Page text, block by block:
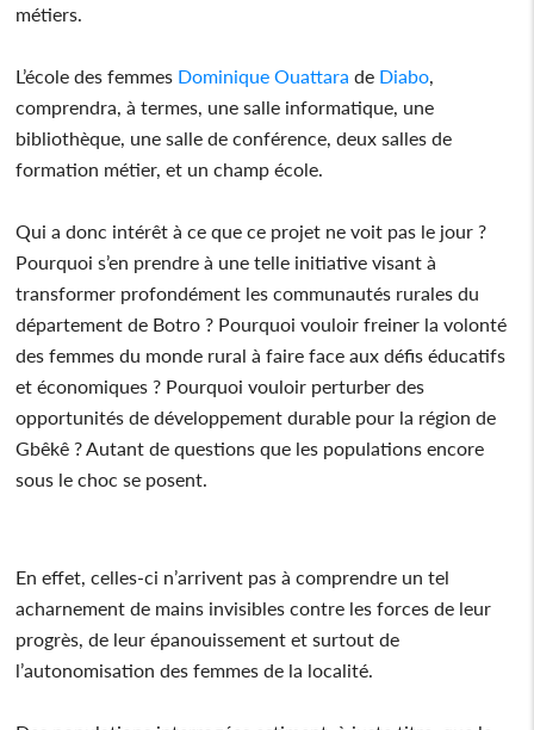
métiers.
L’école des femmes Dominique Ouattara de Diabo
comprendra, à termes, une salle informatique, une
bibliothèque, une salle de conférence, deux salles de
formation métier, et un champ école.
Qui a donc intérêt à ce que ce projet ne voit pas le jour ?
Pourquoi s’en prendre à une telle initiative visant à
transformer profondément les communautés rurales du
département de Botro ? Pourquoi vouloir freiner la volonté
des femmes du monde rural à faire face aux défis éducatifs
et économiques ? Pourquoi vouloir perturber des
opportunités de développement durable pour la région de
Gbêkê ? Autant de questions que les populations encore
sous le choc se posent.
En effet, celles-ci n’arrivent pas à comprendre un tel
acharnement de mains invisibles contre les forces de leur
progrès, de leur épanouissement et surtout de
l’autonomisation des femmes de la localité.